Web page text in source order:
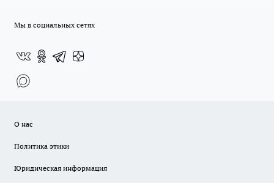
Мы в социальных сетях
О нас
Политика этики
Юридическая информация